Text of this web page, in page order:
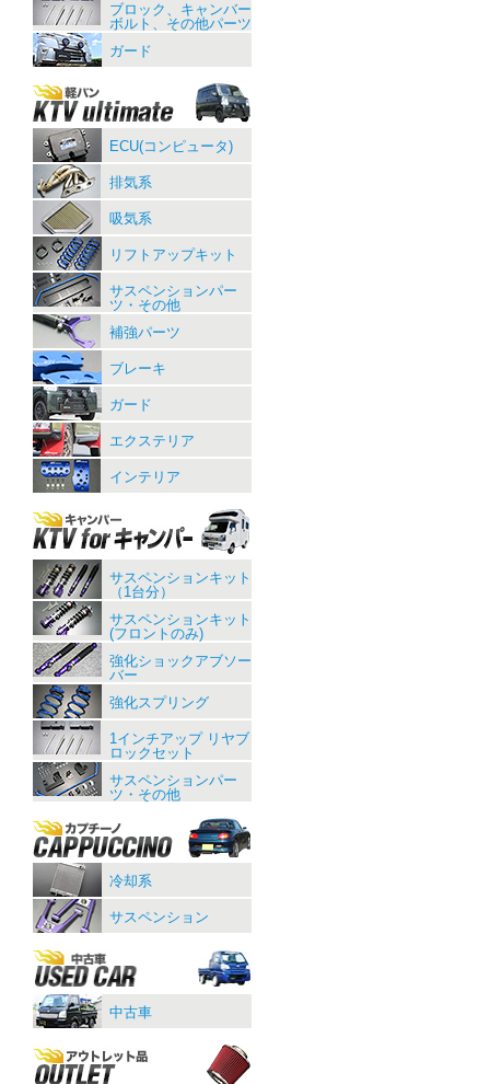
ブロック、キャンバー
ボルト、その他パーツ
ガード
ECU(コンピュータ)
排気系
吸気系
リフトアップキット
サスペンションパー
ツ・その他
補強パーツ
ブレーキ
ガード
エクステリア
インテリア
サスペンションキット
（1台分）
サスペンションキット
(フロントのみ)
強化ショックアブソー
バー
強化スプリング
1インチアップ リヤブ
ロックセット
サスペンションパー
ツ・その他
冷却系
サスペンション
中古車